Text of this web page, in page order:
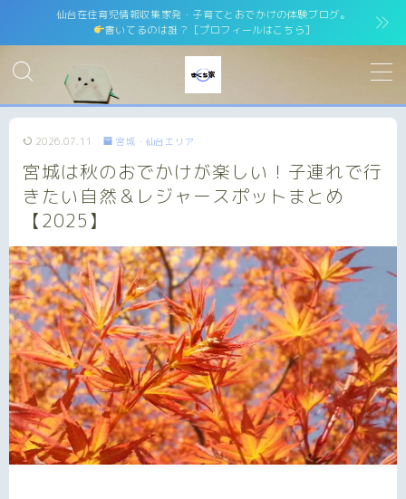
仙台在住育児情報収集家発・子育てとおでかけの体験ブログ。
書いてるのは誰？［プロフィールはこちら］
MENU
運営者情報 運営者紹介
サイトマップ
プライバシーポリシー Privacy Policy
免責事項
お問い合わせ contact
2026.07.11 宮城・仙台エリア
宮城は秋のおでかけが楽しい！子連れで行
きたい自然＆レジャースポットまとめ
【2025】